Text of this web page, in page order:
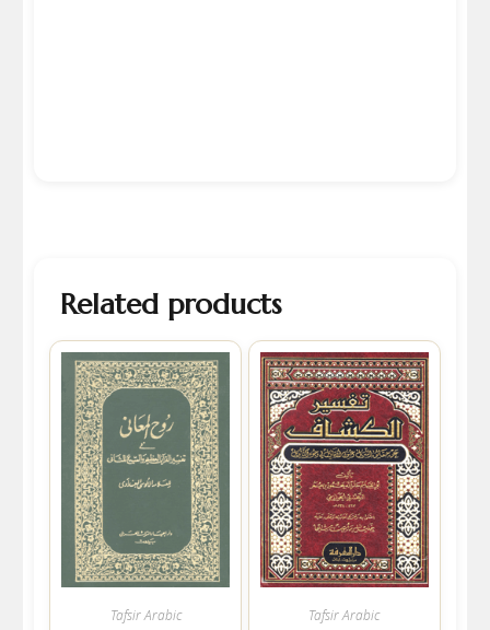
Related products
Tafsir Arabic Tafsir Arabic